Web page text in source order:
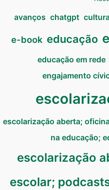
avanços chatgpt
e-book educação
educação em rede
engajamento
escolarização aberta;
na educação;
escolarização
escolar;